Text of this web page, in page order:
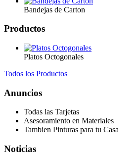
Bandejas de Carton
Productos
Platos Octogonales
Todos los Productos
Anuncios
Todas las Tarjetas
Asesoramiento en Materiales
Tambien Pinturas para tu Casa
Noticias